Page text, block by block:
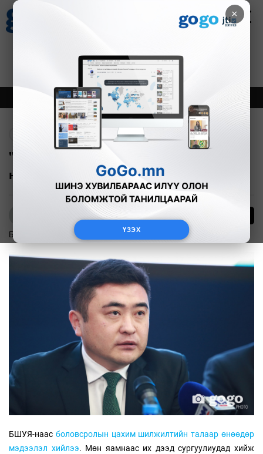
×
ҮЗЭХ
Зурхай
8.09
Онцлох Шинэ
"ХААИС-ийг ирэх жил Дархан руу
нүүлгэнэ"
Боловсрол 2020-10-26
БШУЯ-наас боловсролын цахим шилжилтийн талаар өнөөдөр
мэдээлэл хийлээ. Мөн яамнаас их дээд сургуулиудад хийж